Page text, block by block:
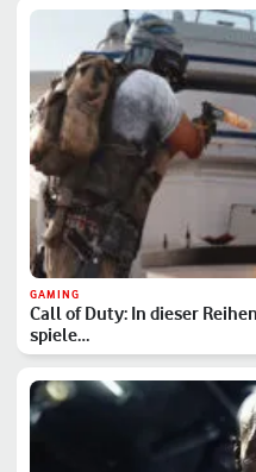
GAMING
Call of Duty: In dieser
spiele…